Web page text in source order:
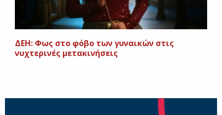
ΔΕΗ: Φως στο φόβο των γυναικών στις
νυχτερινές μετακινήσεις